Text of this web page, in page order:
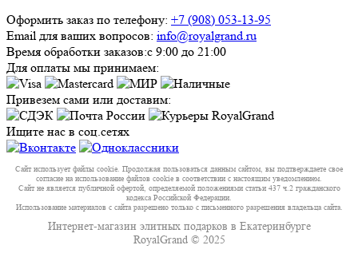
Оформить заказ по телефону: +7 (908) 053-13-95
Email для ваших вопросов: info@royalgrand.ru
Время обработки заказов:с 9:00 до 21:00
Для оплаты мы принимаем:
Привезем сами или доставим:
Ищите нас в соц.сетях
Сайт использует файлы cookie. Продолжая пользоваться данным сайтом, вы подтверждаете свое
согласие на использование файлов cookie в соответствии с настоящим уведомлением.
Сайт не является публичной офертой, определяемой положениями статьи 437 ч.2 гражданского
кодекса Российской Федерации.
Использование материалов с сайта разрешено только с письменного разрешения владельца сайта.
Интернет-магазин элитных подарков в Екатеринбурге
RoyalGrand © 2025